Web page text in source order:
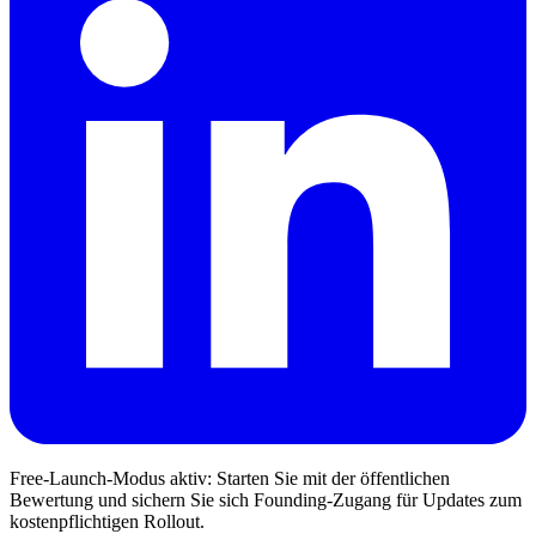
Free-Launch-Modus aktiv: Starten Sie mit der öffentlichen
Bewertung und sichern Sie sich Founding-Zugang für Updates zum
kostenpflichtigen Rollout.